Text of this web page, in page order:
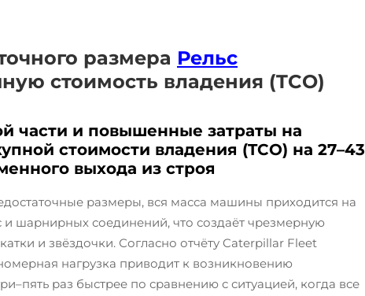
размера Рельс
стоимость владения (TCO)
части и повышенные затраты на
стоимости владения (TCO) на 27–43
выхода из строя
размеры, вся масса машины приходится на
шарнирных соединений, что создаёт чрезмерную
и звёздочки. Согласно отчёту Caterpillar Fleet
нагрузка приводит к возникновению
раз быстрее по сравнению с ситуацией, когда все